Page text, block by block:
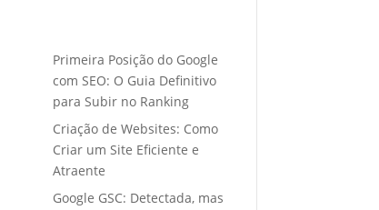
Primeira Posição do Google
com SEO: O Guia Definitivo
para Subir no Ranking
Criação de Websites: Como
Criar um Site Eficiente e
Atraente
Google GSC: Detectada, mas